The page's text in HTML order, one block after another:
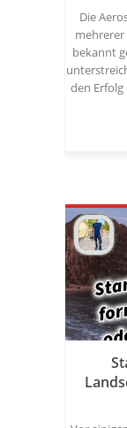
Die
bekannt
den